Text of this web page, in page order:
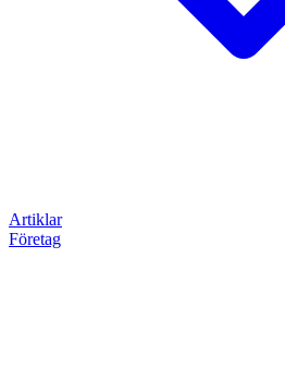
Artiklar
Företag